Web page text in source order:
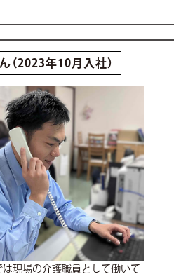
（2023年10月入社）
現場の介護職員として働いて